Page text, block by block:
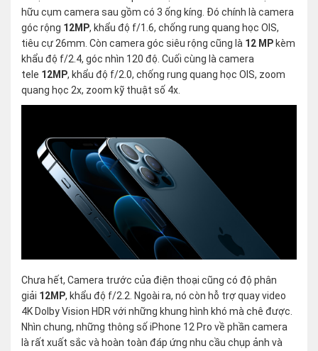
hữu cụm camera sau gồm có 3 ống kíng. Đó chính là camera
góc rộng 12MP, khẩu độ f/1.6, chống rung quang học OIS,
tiêu cự 26mm. Còn camera góc siêu rộng cũng là 12 MP kèm
khẩu độ f/2.4, góc nhìn 120 độ. Cuối cùng là camera
tele 12MP, khẩu độ f/2.0, chống rung quang học OIS, zoom
quang học 2x, zoom kỹ thuật số 4x.
Chưa hết, Camera trước của điện thoại cũng có độ phân
giải 12MP, khẩu độ f/2.2. Ngoài ra, nó còn hỗ trợ quay video
4K Dolby Vision HDR với những khung hình khó mà chê được.
Nhìn chung, những thông số iPhone 12 Pro về phần camera
là rất xuất sắc và hoàn toàn đáp ứng nhu cầu chụp ảnh và